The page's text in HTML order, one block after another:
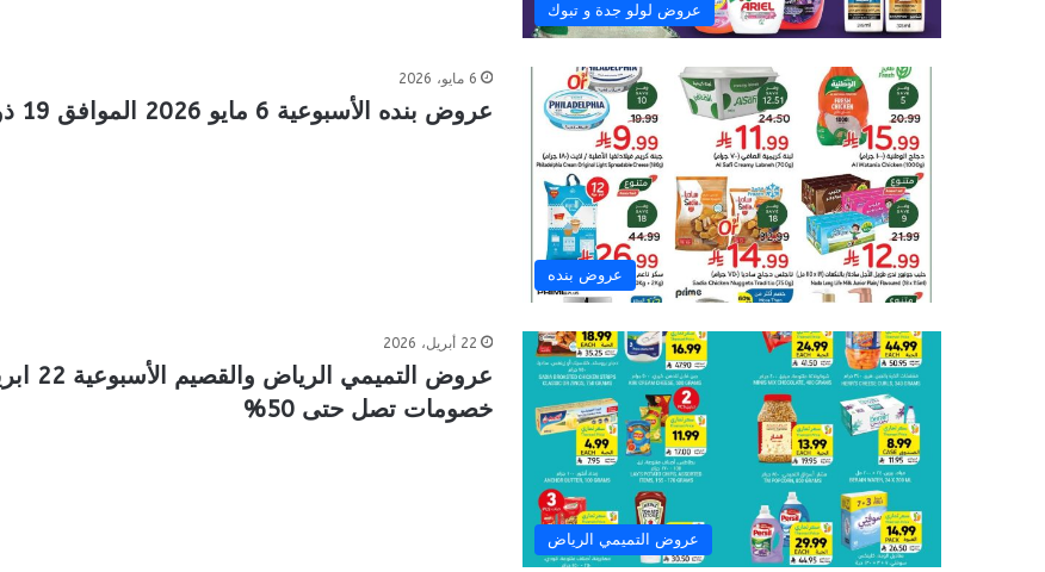
عروض لولو جدة و تبوك
عروض بنده
6 مايو، 2026
عروض بنده الأسبوعية 6 مايو 2026 الموافق 19 ذو القعدة 1447 عروضنا معك تفرق
عروض التميمي الرياض
22 أبريل، 2026
خصومات تصل حتى 50%